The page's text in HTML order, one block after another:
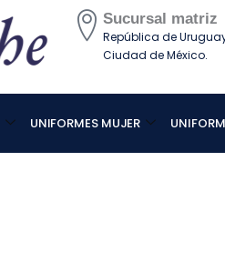
Sucursal matriz
República de
Ciudad de México.
UNIFORMES MUJER